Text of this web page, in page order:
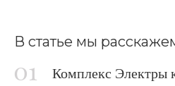
В статье мы
Комплекс Электры